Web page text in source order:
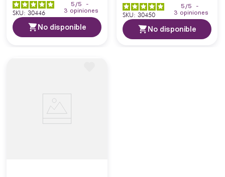
5 /5
-
3 opiniones
SKU: 30446
No disponible
5 /5
-
3 opiniones
SKU: 30450
No disponible